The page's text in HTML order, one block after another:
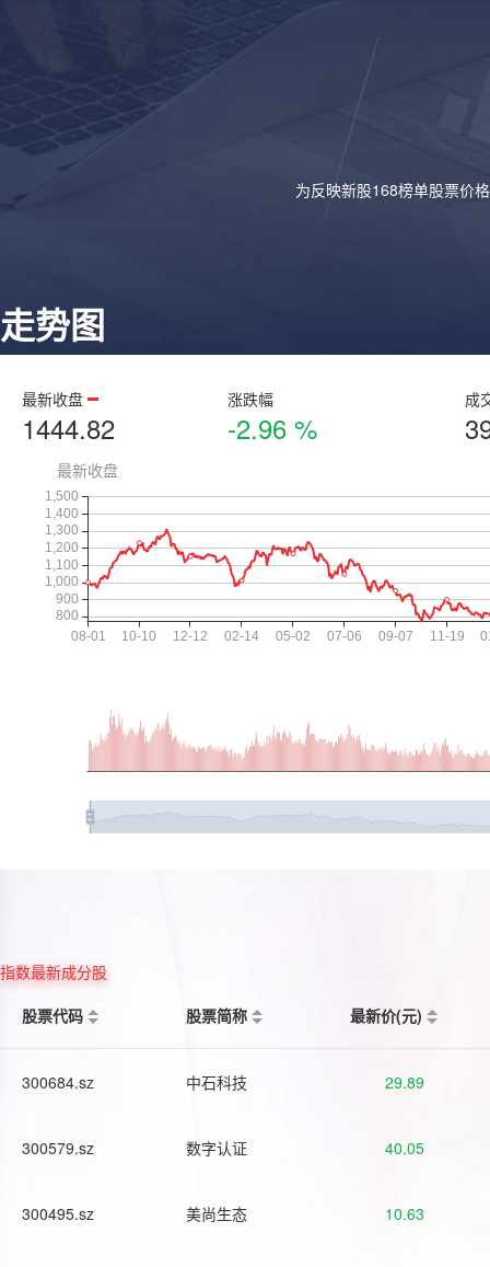
为反映新股168榜单股票价
走势图
最新收盘
1444.82
涨跌幅
-2.96 %
成
指数最新成分股
股票代码
股票简称 最新价(元)
300684.sz 中石科技 29.89
300579.sz 数字认证 40.05
300495.sz 美尚生态 10.63